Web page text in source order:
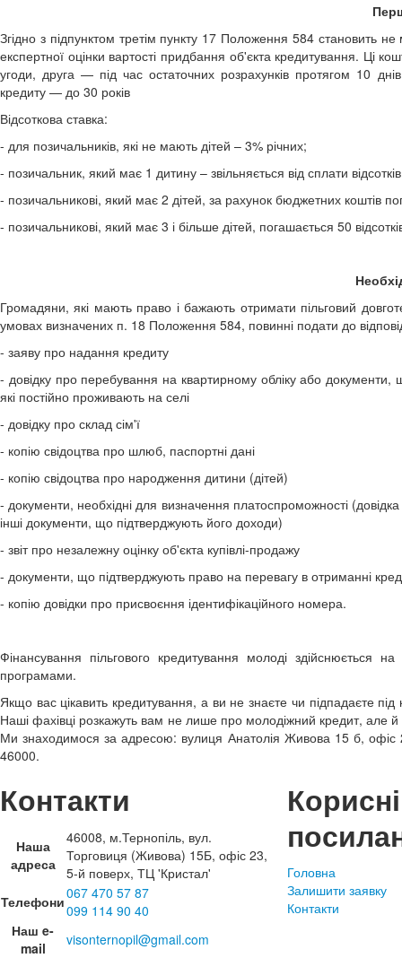
Згідно з підпунктом третім пункту 17 Положення 584 становить не
експертної оцінки вартості придбання об'єкта кредитування.
угоди, друга — під час остаточних розрахунків протягом 10
кредиту — до 30 років
Відсоткова ставка:
- для позичальників, які не мають дітей – 3% річних;
- позичальник, який має 1 дитину – звільняється від сплати
- позичальникові, який має 2 дітей, за рахунок бюджетних коштів
- позичальникові, який має 3 і більше дітей, погашається 50
Громадяни, які мають право і бажають отримати пільговий
умовах визначених п. 18 Положення 584, повинні подати до
- заяву про надання кредиту
- довідку про перебування на квартирному обліку або
які постійно проживають на селі
- довідку про склад сім'ї
- копію свідоцтва про шлюб, паспортні дані
- копію свідоцтва про народження дитини (дітей)
- документи, необхідні для визначення платоспроможності
інші документи, що підтверджують його доходи)
- звіт про незалежну оцінку об'єкта купівлі-продажу
- документи, що підтверджують право на перевагу в отриманні
- копію довідки про присвоєння ідентифікаційного номера.
Фінансування пільгового кредитування молоді
програмами.
Якщо вас цікавить кредитування, а ви не знаєте чи підпадаєте
Наші фахівці розкажуть вам не лише про молодіжний кредит, але
Ми знаходимося за адресою: вулиця Анатолія Живова 15 б, офіс
46000.
Контакти
Наша
адреса
46008, м.Тернопіль, вул.
Торговиця (Живова) 15Б, офіс 23,
5-й поверх, ТЦ 'Кристал'
Телефони067 470 57 87
099 114 90 40
Наш e-
mail
visonternopil@gmail.com
Корисні
Головна
Залишити заявку
Контакти